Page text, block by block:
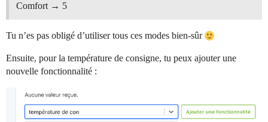
Comfort → 5
Tu n’es pas obligé d’utiliser tous ces modes bien-sûr
Ensuite, pour la température de consigne, tu peux ajouter une
nouvelle fonctionnalité :